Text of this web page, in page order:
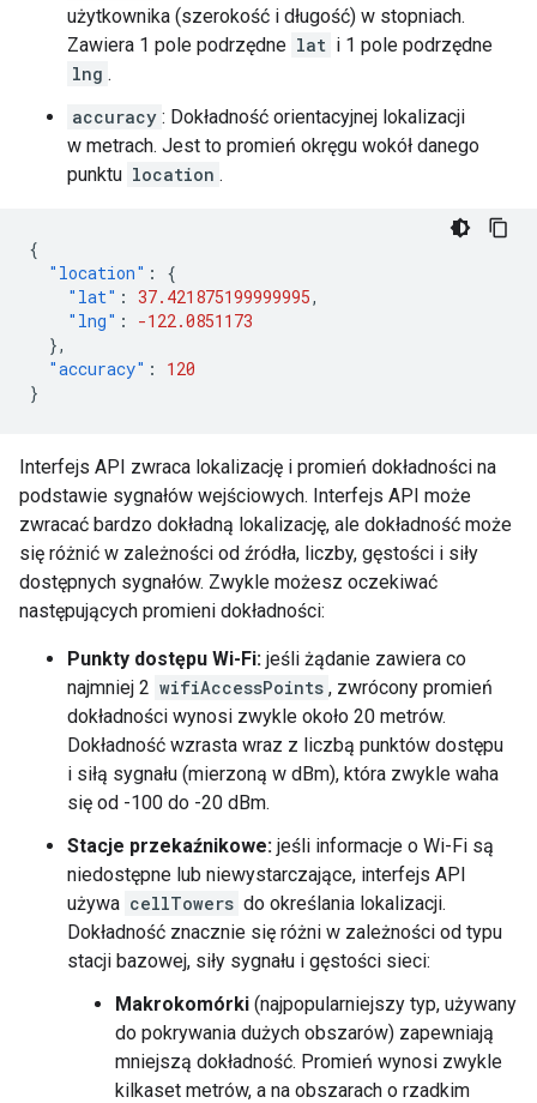
użytkownika (szerokość i długość) w stopniach.
Zawiera 1 pole podrzędne lat i 1 pole podrzędne
lng .
accuracy : Dokładność orientacyjnej lokalizacji
w metrach. Jest to promień okręgu wokół danego
punktu location .
{
"location" :
{
"lat" : 37.421875199999995,
"lng" :
-122.0851173
},
"accuracy" :
120
}
Interfejs API zwraca lokalizację i promień dokładności na
podstawie sygnałów wejściowych. Interfejs API może
zwracać bardzo dokładną lokalizację, ale dokładność może
się różnić w zależności od źródła, liczby, gęstości i siły
dostępnych sygnałów. Zwykle możesz oczekiwać
następujących promieni dokładności:
Punkty dostępu Wi-Fi: jeśli żądanie zawiera co
najmniej 2 wifiAccessPoints , zwrócony promień
dokładności wynosi zwykle około 20 metrów.
Dokładność wzrasta wraz z liczbą punktów dostępu
i siłą sygnału (mierzoną w dBm), która zwykle waha
się od -100 do -20 dBm.
Stacje przekaźnikowe: jeśli informacje o Wi-Fi są
niedostępne lub niewystarczające, interfejs API
używa cellTowers do określania lokalizacji.
Dokładność znacznie się różni w zależności od typu
stacji bazowej, siły sygnału i gęstości sieci:
Makrokomórki (najpopularniejszy typ, używany
do pokrywania dużych obszarów) zapewniają
mniejszą dokładność. Promień wynosi zwykle
kilkaset metrów, a na obszarach o rzadkim